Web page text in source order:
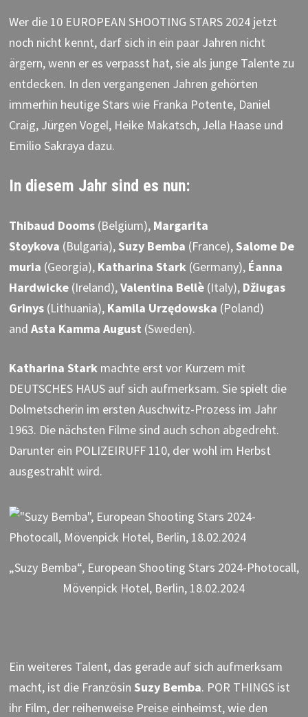
Wer die 10 EUROPEAN SHOOTING STARS 2024 jetzt
noch nicht kennt, darf sich in ein paar Jahren nicht
ärgern, wenn er es verpasst hat, sie als junge Talente zu
entdecken. In den vergangenen Jahren gehörten
immerhin heutige Stars wie Franka Potente, Daniel
Craig, Jürgen Vogel, Heike Makatsch, Jella Haase und
Emilio Sakraya dazu.
In diesem Jahr sind es nun:
Thibaud Dooms (Belgium), Margarita
Stoykova (Bulgaria),Suzy Bemba (France),Salome De
muria (Georgia), Katharina Stark (Germany), Éanna
Hardwicke (Ireland),Valentina Bellè(Italy), Džiugas
Grinys (Lithuania), Kamila Urzędowska (Poland)
and Asta Kamma August (Sweden).
Katharina Stark machte erst vor Kurzem mit
DEUTSCHES HAUS auf sich aufmerksam. Sie spielt die
Dolmetscherin im ersten Auschwitz-Prozess im Jahr
1963. Die nächsten Filme sind auch schon abgedreht.
Darunter ein POLIZEIRUFF 110, der wohl im Herbst
ausgestrahlt wird.
„Suzy Bemba“, European Shooting Stars 2024-Photocall,
Mövenpick Hotel, Berlin, 18.02.2024
Ein weiteres Talent, das gerade auf sich aufmerksam
macht, ist die Französin Suzy Bemba. POR THINGS ist
ihr Film, der reihenweise Preise einheimst, wie den